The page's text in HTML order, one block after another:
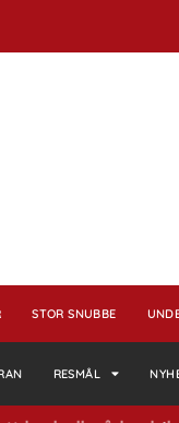
STOR SNUBBE
RESMÅL